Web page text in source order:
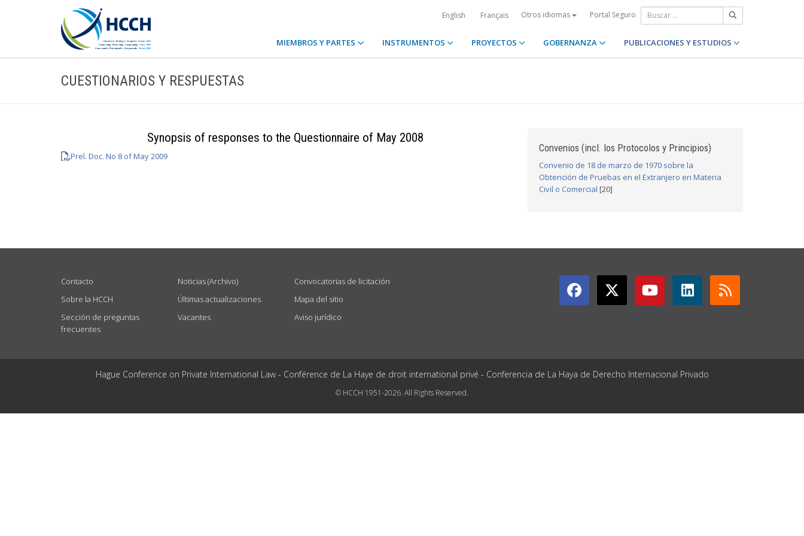
English Français Otros idiomas Portal Seguro
MIEMBROS Y PARTES INSTRUMENTOS PROYECTOS GOBERNANZA PUBLICACIONES Y ESTUDIOS
CUESTIONARIOS Y RESPUESTAS
Synopsis of responses to the Questionnaire of May 2008
Prel. Doc. No 8 of May 2009
Convenios (incl. los Protocolos y Principios)
Convenio de 18 de marzo de 1970 sobre la
Obtención de Pruebas en el Extranjero en Materia
Civil o Comercial [20]
Contacto
Sobre la HCCH
Sección de preguntas
frecuentes
Noticias (Archivo)
Últimas actualizaciones
Vacantes
Convocatorias de licitación
Mapa del sitio
Aviso jurídico
Hague Conference on Private International Law - Conférence de La Haye de droit international privé - Conferencia de La Haya de Derecho Internacional Privado
© HCCH 1951-2026. All Rights Reserved.